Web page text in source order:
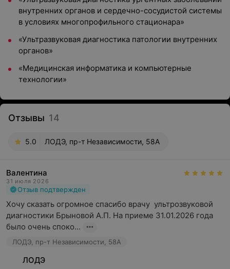
внутренних органов и сердечно-сосудистой системы
в условиях многопрофильного стационара»
«Ультразвуковая диагностика патологии внутренних
органов»
«Медицинская информатика и компьютерные
технологии»
Отзывы 14
5.0 ЛОДЭ, пр-т Независимости, 58А
Валентина
31 июля 2026
Отзыв подтвержден
Хочу сказать огромное спасибо врачу  ультрозвуковой
диагностики Брыновой А.П. На приеме 31.01.2026 года
было очень споко...
ЛОДЭ, пр-т Независимости, 58А
ЛОДЭ